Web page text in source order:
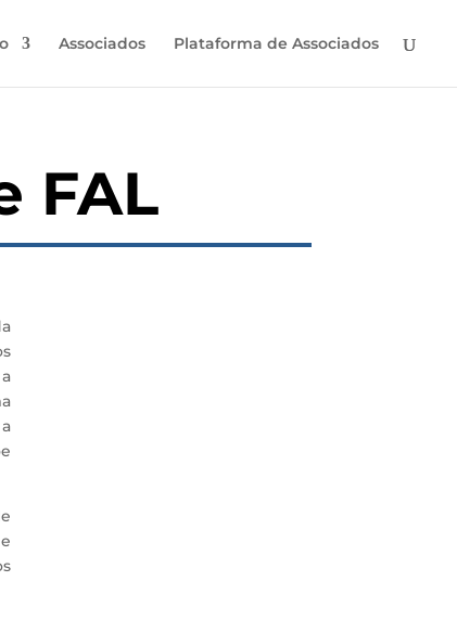
Associados Plataforma de Associados
FAL